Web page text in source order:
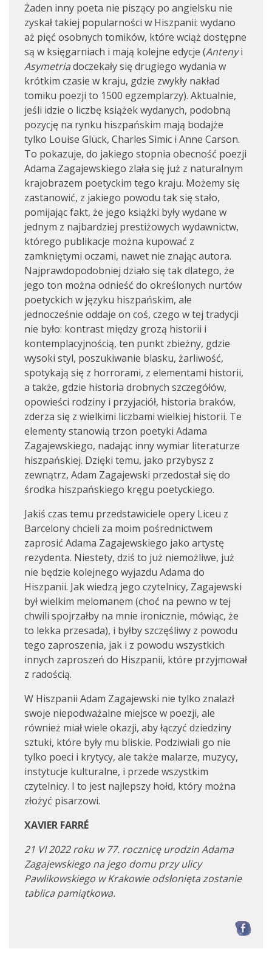
Żaden inny poeta nie piszący po angielsku nie
zyskał takiej popularności w Hiszpanii: wydano
aż pięć osobnych tomików, które wciąż dostępne
są w księgarniach i mają kolejne edycje (Antenyi
Asymetriadoczekały się drugiego wydania w
krótkim czasie w kraju, gdzie zwykły nakład
tomiku poezji to 1500 egzemplarzy). Aktualnie,
jeśli idzie o liczbę książek wydanych, podobną
pozycję na rynku hiszpańskim mają bodajże
tylko Louise Glück, Charles Simic i Anne Carson.
To pokazuje, do jakiego stopnia obecność poezji
Adama Zagajewskiego zlała się już z naturalnym
krajobrazem poetyckim tego kraju. Możemy się
zastanowić, z jakiego powodu tak się stało,
pomijając fakt, że jego książki były wydane w
jednym z najbardziej prestiżowych wydawnictw,
którego publikacje można kupować z
zamkniętymi oczami, nawet nie znając autora.
Najprawdopodobniej działo się tak dlatego, że
jego ton można odnieść do określonych nurtów
poetyckich w języku hiszpańskim, ale
jednocześnie oddaje on coś, czego w tej tradycji
nie było: kontrast między grozą historii i
kontemplacyjnością, ten punkt zbieżny, gdzie
wysoki styl, poszukiwanie blasku, żarliwość,
spotykają się z horrorami, z elementami historii,
a także, gdzie historia drobnych szczegółów,
opowieści rodziny i przyjaciół, historia braków,
zderza się z wielkimi liczbami wielkiej historii. Te
elementy stanowią trzon poetyki Adama
Zagajewskiego, nadając inny wymiar literaturze
hiszpańskiej. Dzięki temu, jako przybysz z
zewnątrz, Adam Zagajewski przedostał się do
środka hiszpańskiego kręgu poetyckiego.
Jakiś czas temu przedstawiciele opery Liceu z
Barcelony chcieli za moim pośrednictwem
zaprosić Adama Zagajewskiego jako artystę
rezydenta. Niestety, dziś to już niemożliwe, już
nie będzie kolejnego wyjazdu Adama do
Hiszpanii. Jak wiedzą jego czytelnicy, Zagajewski
był wielkim melomanem (choć na pewno w tej
chwili spojrzałby na mnie ironicznie, mówiąc, że
to lekka przesada), i byłby szczęśliwy z powodu
tego zaproszenia, jak i z powodu wszystkich
innych zaproszeń do Hiszpanii, które przyjmował
z radością.
W Hiszpanii Adam Zagajewski nie tylko znalazł
swoje niepodważalne miejsce w poezji, ale
również miał wiele okazji, aby łączyć dziedziny
sztuki, które były mu bliskie. Podziwiali go nie
tylko poeci i krytycy, ale także malarze, muzycy,
instytucje kulturalne, i przede wszystkim
czytelnicy. I to jest najlepszy hołd, który można
złożyć pisarzowi.
XAVIER FARRÉ
21 VI 2022 roku w 77. rocznicę urodzin Adama
Zagajewskiego na jego domu przy ulicy
Pawlikowskiego w Krakowie odsłonięta zostanie
tablica pamiątkowa.